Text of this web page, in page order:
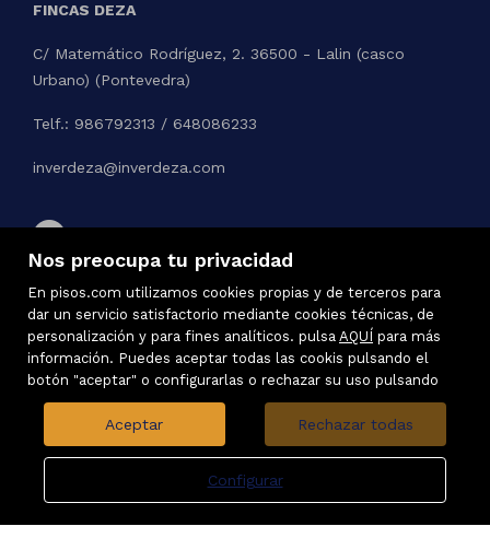
Nos preocupa tu privacidad
En pisos.com utilizamos cookies propias y de terceros para
dar un servicio satisfactorio mediante cookies técnicas, de
personalización y para fines analíticos. pulsa AQUÍ para más
información. Puedes aceptar todas las cookis pulsando el
botón "aceptar" o configurarlas o rechazar su uso pulsando
Aceptar Rechazar todas
Configurar
FINCAS DEZA
C/ Matemático Rodríguez, 2. 36500 - Lalin (casco
Urbano) (Pontevedra)
Telf.: 986792313 / 648086233
inverdeza@inverdeza.com